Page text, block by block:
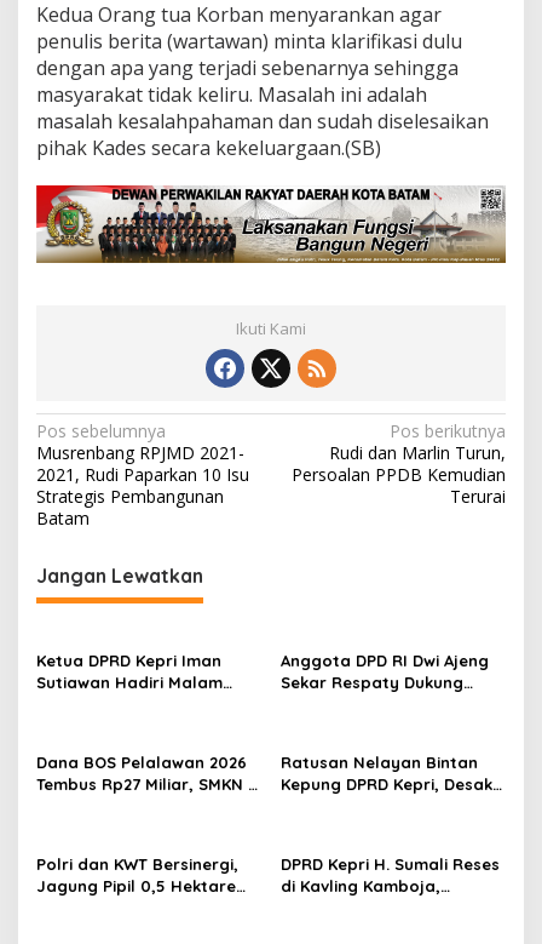
Kedua Orang tua Korban menyarankan agar
penulis berita (wartawan) minta klarifikasi dulu
dengan apa yang terjadi sebenarnya sehingga
masyarakat tidak keliru. Masalah ini adalah
masalah kesalahpahaman dan sudah diselesaikan
pihak Kades secara kekeluargaan.(SB)
Ikuti Kami
N
a
v
i
g
a
i
s
Pos sebelumnya
Musrenbang RPJMD 2021-
2021, Rudi Paparkan 10 Isu
Strategis Pembangunan
Batam
Pos berikutnya
Rudi dan Marlin Turun,
Persoalan PPDB Kemudian
Terurai
Jangan Lewatkan
Ketua DPRD Kepri Iman
Sutiawan Hadiri Malam
Anggota DPD RI Dwi Ajeng
Sekar Respaty Dukung
Dana BOS Pelalawan 2026
Tembus Rp27 Miliar, SMKN 1
Ratusan Nelayan Bintan
Kepung DPRD Kepri, Desak
Polri dan KWT Bersinergi,
Jagung Pipil 0,5 Hektare
DPRD Kepri H. Sumali Reses
di Kavling Kamboja,